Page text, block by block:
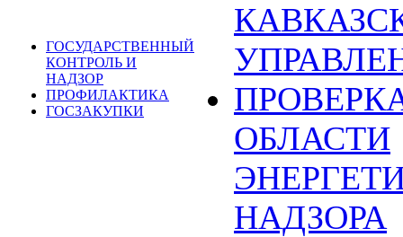
ГОСУДАРСТВЕННЫЙ
КОНТРОЛЬ И
НАДЗОР
ПРОФИЛАКТИКА
ГОСЗАКУПКИ
ОБЛАСТИ
НАДЗОРА